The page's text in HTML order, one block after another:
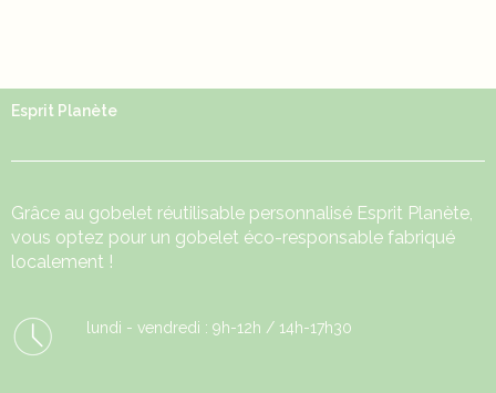
Esprit Planète
Grâce au gobelet réutilisable personnalisé Esprit Planète,
vous optez pour un gobelet éco-responsable fabriqué
localement !
lundi - vendredi : 9h-12h / 14h-17h30